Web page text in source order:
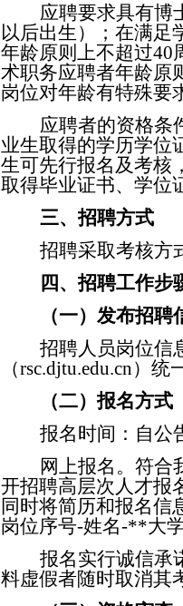
应聘要求具有博
以后出生）；在满足
年龄原则上不超过40
术职务应聘者年龄原
岗位对年龄有特殊要
应聘者的资格条
业生取得的学历学位
生可先行报名及考核
取得毕业证书、学位
三、招聘方式
招聘采取考核方
四、招聘工作步
（一）发布招聘
招聘人员岗位信
（rsc.djtu.edu.cn）统
（二）报名方式
报名时间：自公
网上报名。符合
开招聘高层次人才报
同时将简历和报名信
岗位序号-姓名-**大
报名实行诚信承
料虚假者随时取消其